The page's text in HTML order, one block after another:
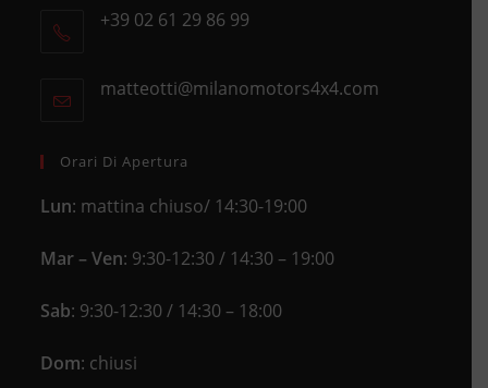
in
+39 02 61 29 86 99
your
matteotti@milanomotors4x4.comOpens
Orari Di Apertura
Lun: mattina chiuso/ 14:30-19:00
Mar – Ven: 9:30-12:30 / 14:30 – 19:00
Sab: 9:30-12:30 / 14:30 – 18:00
Dom: chiusi